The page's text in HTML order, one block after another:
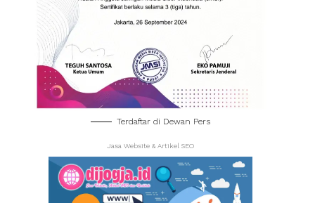
Terdaftar di Dewan Pers
Jasa Website & Artikel SEO